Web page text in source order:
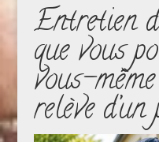
Entretien
que vous
vous-
relève